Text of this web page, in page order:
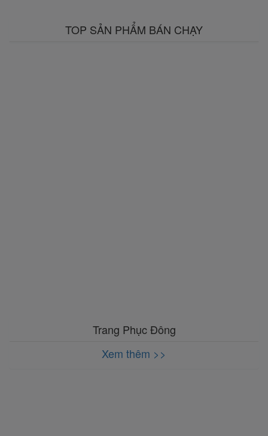
TOP SẢN PHẨM BÁN CHẠY
Trang Phục Đông
Xem thêm >>